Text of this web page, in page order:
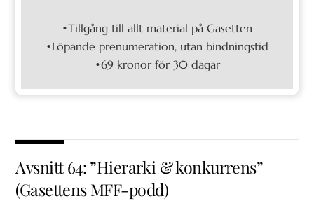
•Tillgång till allt material på Gasetten
•Löpande prenumeration, utan bindningstid
•69 kronor för 30 dagar
Avsnitt 64: ”Hierarki & konkurrens”
(Gasettens MFF-podd)